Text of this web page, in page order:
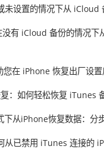
未设置的情况下从 iCloud
有 iCloud 备份的情况下
您在 iPhone 恢复出厂设
：如何轻松恢复 iTunes
下从iPhone恢复数据：分
从已禁用 iTunes 连接的